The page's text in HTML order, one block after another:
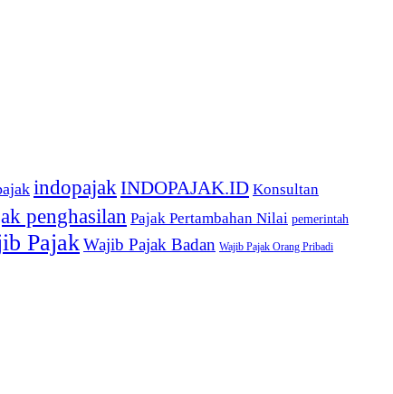
indopajak INDOPAJAK.ID Konsultan
penghasilan Pajak Pertambahan Nilai pemerintah
PajakWajib Pajak Badan Wajib Pajak Orang Pribadi